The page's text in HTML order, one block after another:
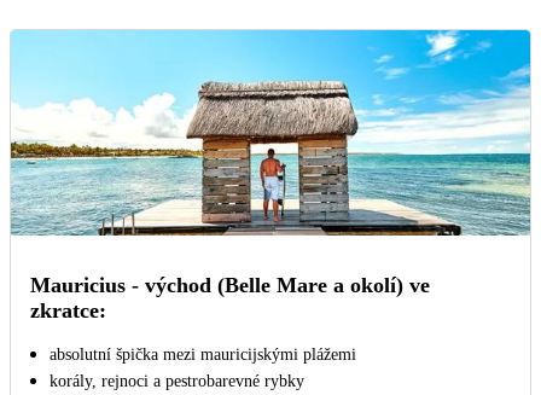
Mauricius - východ (Belle Mare a okolí) ve
zkratce:
absolutní špička mezi mauricijskými plážemi
korály, rejnoci a pestrobarevné rybky